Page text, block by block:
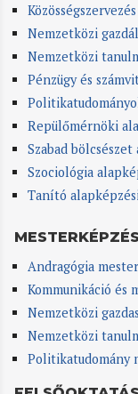
Nemzetközi
Nemzetközi
Pénzügy és
Repülőmérnöki
Szabad
Szociológia
Tanító
Andragógia
Kommunikáció és
Nemzetközi
Nemzetközi
Politikatudomány